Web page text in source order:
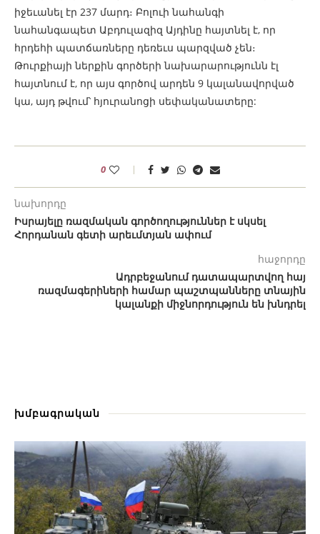
իջեւանել էր 237 մարդ։ Բոլուի նահանգի
նահանգապետ Աբդուլազիզ Այդինը հայտնել է, որ
հրդեհի պատճառները դեռեւս պարզված չեն։
Թուրքիայի ներքին գործերի նախարարությունն էլ
հայտնում է, որ այս գործով արդեն 9 կալանավորված
կա, այդ թվում՝ հյուրանոցի սեփականատերը:
0
նախորդը
Իսրայելը ռազմական գործողություններ է սկսել
Հորդանան գետի արեւմտյան ափում
հաջորդը
Ադրբեջանում դատապարտվող հայ
ռազմագերիների համար պաշտպանները տնային
կալանքի միջնորդություն են խնդրել
խմբագրական